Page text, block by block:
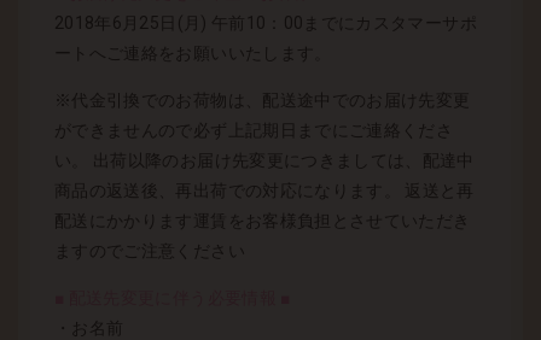
2018年6月25日(月) 午前10：00までにカスタマーサポ
ートへご連絡をお願いいたします。
※代金引換でのお荷物は、配送途中でのお届け先変更
ができませんので必ず上記期日までにご連絡くださ
い。 出荷以降のお届け先変更につきましては、配達中
商品の返送後、再出荷での対応になります。 返送と再
配送にかかります運賃をお客様負担とさせていただき
ますのでご注意ください
・お名前